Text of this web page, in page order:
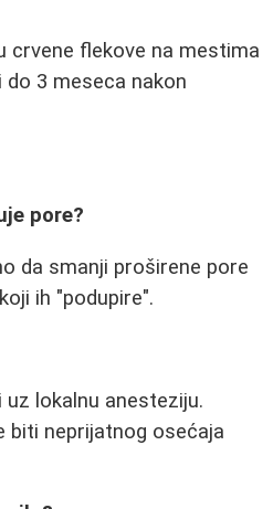
crvene flekove na mestima
3 meseca nakon
pore?
da smanji proširene pore
ih "podupire".
lokalnu anesteziju.
biti neprijatnog osećaja